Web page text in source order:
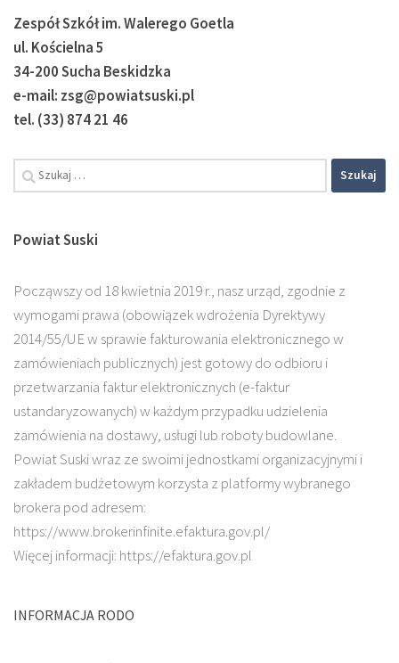
Zespół Szkół im. Walerego Goetla
ul. Kościelna 5
34-200 Sucha Beskidzka
e-mail: zsg@powiatsuski.pl
tel. (33) 874 21 46
Powiat Suski
Począwszy od 18 kwietnia 2019 r., nasz urząd, zgodnie z
wymogami prawa (obowiązek wdrożenia Dyrektywy
2014/55/UE w sprawie fakturowania elektronicznego w
zamówieniach publicznych) jest gotowy do odbioru i
przetwarzania faktur elektronicznych (e-faktur
ustandaryzowanych) w każdym przypadku udzielenia
zamówienia na dostawy, usługi lub roboty budowlane.
Powiat Suski wraz ze swoimi jednostkami organizacyjnymi i
zakładem budżetowym korzysta z platformy wybranego
brokera pod adresem:
https://www.brokerinfinite.efaktura.gov.pl/
Więcej informacji: https://efaktura.gov.pl
INFORMACJA RODO